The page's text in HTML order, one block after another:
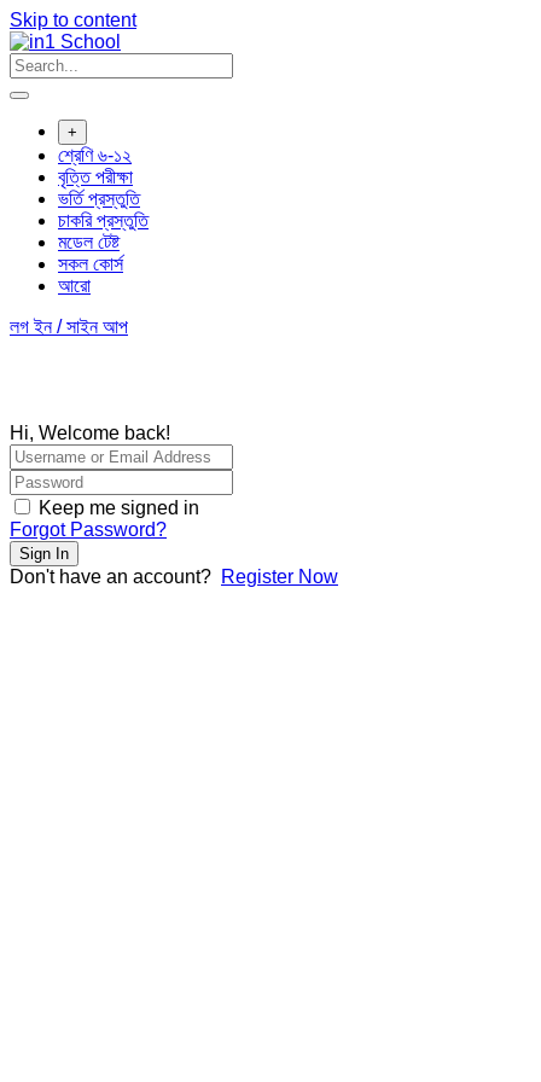
Skip to content
+
শ্রেণি ৬-১২
বৃত্তি পরীক্ষা
ভর্তি প্রস্তুতি
চাকরি প্রস্তুতি
মডেল টেষ্ট
সকল কোর্স
আরো
লগ ইন / সাইন আপ
Hi, Welcome back!
Keep me signed in
Forgot Password?
Sign In
Don't have an account? Register Now